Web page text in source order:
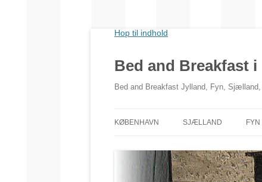
Hop til indhold
Bed and Breakfast i
Bed and Breakfast Jylland, Fyn,
KØBENHAVN SJÆLLAND
VESTSJÆLLAND
FYN